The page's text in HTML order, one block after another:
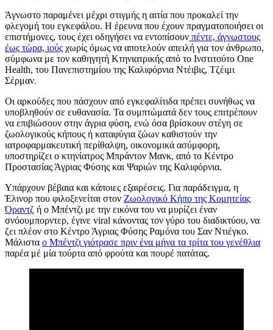
Άγνωστο παραμένει μέχρι στιγμής η αιτία που προκαλεί την
φλεγομή του εγκεφάλου. Η έρευνα που έχουν πραγματοποιήσει οι
επιστήμονες, τους έχει οδηγήσει να εντοπίσουν πέντε, άγνωστους
έως τώρα, ιούς χωρίς όμως να αποτελούν απειλή για τον άνθρωπο,
σύμφωνα με τον καθηγητή Κτηνιατρικής από το Ινστιτούτο One
Health, του Πανεπιστημίου της Καλιφόρνια Ντέιβις, Τζέιμι
Σέρμαν.
Οι αρκούδες που πάσχουν από εγκεφαλίτιδα πρέπει συνήθως να
υποβληθούν σε ευθανασία. Τα συμπτώματά δεν τους επιτρέπουν
να επιβιώσουν στην άγρια φύση, ενώ όσα βρίσκουν στέγη σε
ζωολογικούς κήπους ή καταφύγια ζώων καθιστούν την
ιατροφαρμακευτική περίθαλψη, οικονομικά ασύμφορη,
υποστηρίζει ο κτηνίατρος Μπράντον Μανκ, από το Κέντρο
Προστασίας Άγριας Φύσης και Ψαριών της Καλιφόρνια.
Υπάρχουν βέβαια και κάποιες εξαιρέσεις. Για παράδειγμα, η
Έλινορ που φιλοξενείται στον Ζωολογικό Κήπο της Κομητείας
Όραντζ ή ο Μπέντζι με την εικόνα του να μυρίζει έναν
σνόουμπορντερ, έγινε viral κάνοντας τον γύρο του διαδικτύου, να
ζει πλέον στο Κέντρο Άγριας Φύσης Ραμόνα του Σαν Ντιέγκο.
Μάλιστα ο Μπέντζι γιότρασε πριν ένα μήνα τα τρίτα του γενέθλια
παρέα μέ μία τούρτα από φρούτα και πουρέ πατάτας.